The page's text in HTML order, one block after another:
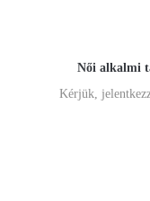
Női alkalmi
Kérjük,